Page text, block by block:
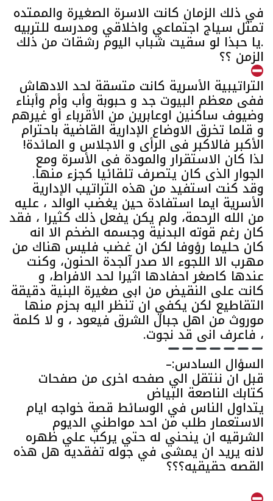
في ذلك الزمان كانت الاسرة الصغيرة والممتده
تمثل سياج اجتماعي واخلاقي ومدرسه للتربيه
.يا حبذا لو سقيت شباب اليوم رشقات من ذلك
الزمن ؟؟
التراتيبية الأسرية كانت متسقة لحد الادهاش
ففى معظم البيوت جد و حبوبة وأب وأم وأبناء
وضيوف ساكنين اوعابرين من الأقرباء أو غيرهم
و قلما تخرق الاوضاع الإدارية القاضية باحترام
الأكبر فالاكبر فى الرأى و الاجلاس و المائدة!
لذا كان الاستقرار والمودة فى الأسرة ومع
الجوار الذى كان يتصرف تلقائيا كجزء منها.
وقد كنت استفيد من هذه التراتيب الإدارية
الأسرية ايما استفادة حين يغضب الوالد ، عليه
من الله الرحمة، ولم يكن يفعل ذلك كثيرا ، فقد
كان رغم قوته البدنية وجسمه الضخم الا انه
كان حليما رؤوفا لكن ان غضب فليس هناك من
مهرب الا اللجوء الا صدر آلجدة الحنون، وكنت
عندها كاصغر احفادها اثيرا لحد الافراط، و
كانت على النقيض من ابى صغيرة البنية دقيقة
التقاطيع لكن يكفي ان تنظر اليه بحزم منها
موروث من اهل جبال الشرق فيعود ، و لا كلمة
، فاعرف انى قد نجوت.
السؤال السادس:–
قبل ان ننتقل الي صفحه اخرى من صفحات
كتابك الناصعة البياض
يتداول الناس في الوسائط قصة خواجه ايام
الاستعمار طلب من احد مواطني الديوم
الشرقيه ان ينحني له حتي يركب علي ظهره
لانه يريد ان يمشى في جوله تفقديه هل هذه
القصه حقيقيه؟؟؟